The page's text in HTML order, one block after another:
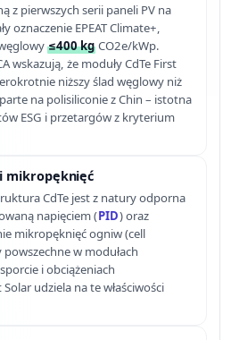
z pierwszych serii paneli PV na
oznaczenie EPEAT Climate+,
≤400 kg CO2e/kWp.
wskazują, że moduły CdTe First
niższy ślad węglowy niż
na polisiliconie z Chin – istotna
ESG i przetargów z kryterium
i mikropęknięć
CdTe jest z natury odporna
napięciem (PID) oraz
mikropęknięć ogniw (cell
w modułach
i obciążeniach
udziela na te właściwości